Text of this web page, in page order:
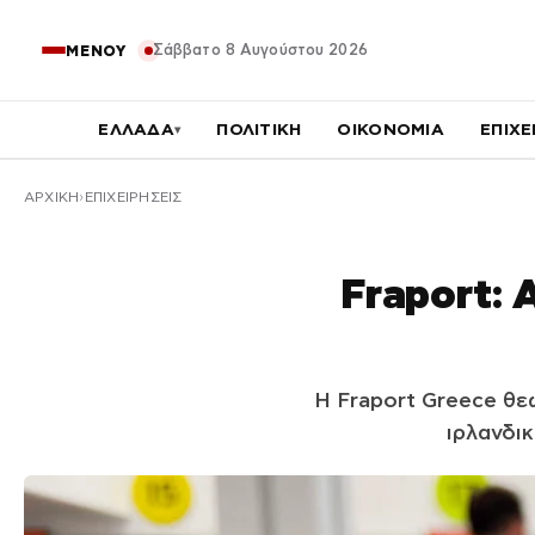
ΜΕΝΟΥ Σάββατο 8 Αυγούστου 2026
ΕΛΛΑΔΑ▾ ΠΟΛΙΤΙΚΗ ΟΙΚΟΝΟΜΙΑ
ΑΡΧΙΚΉ ΕΠΙΧΕΙΡΗΣΕΙΣ
Fraport:
Η Fraport Greece